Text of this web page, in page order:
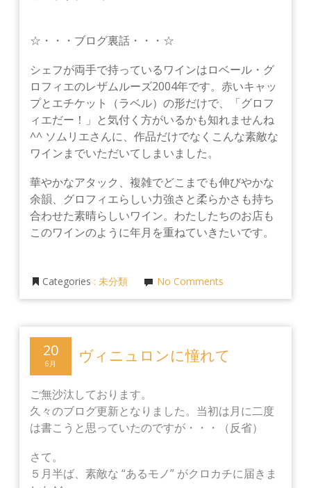
☆・・・ブログ裏話・・・☆
シェフが両手で持っているワインはロベール・グ
ロフィエのレザムルーズ2004年です。赤いキャッ
プとエチケット（ラベル）の形だけで、「グロフ
ィエだー！」と気付く方がいるかも知れませんね
^^ ソムリエさんに、作品だけでなくこんな素敵な
ワインまでいただいてしまいました。
華やかなアタック、複雑でどこまでも伸びやかな
余韻、グロフィエらしい力強さと柔らかさも持ち
合わせた素晴らしいワイン。わたしたちのお店も
このワインのように年月を重ねていきたいです。
Categories : 未分類 No Comments
20
6月 ヴィニュロンに憧れて
ご無沙汰しております。
久々のブログ更新となりました。 当初は月に二度
は書こうと思っていたのですが・・・（反省）
さて。
５月半ば、素敵な “あるモノ” がクロカチに届きま